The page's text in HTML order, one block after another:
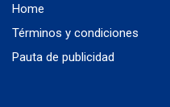
Home
Términos y condiciones
Pauta de publicidad